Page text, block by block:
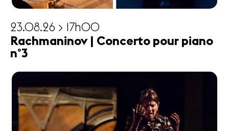
23.08.26 > 17h00
Rachmaninov | Concerto pour piano
n°3